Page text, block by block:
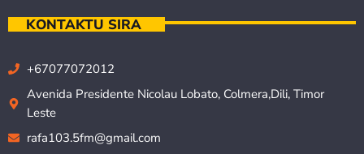
KONTAKTU SIRA
+67077072012
Avenida Presidente Nicolau Lobato, Colmera,Dili, Timor
Leste
rafa103.5fm@gmail.com